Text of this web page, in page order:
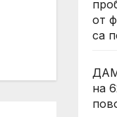
от
са
на